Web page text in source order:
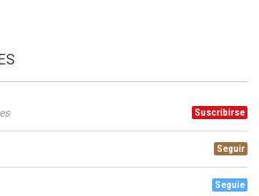
Suscribirse
Seguir
Seguie